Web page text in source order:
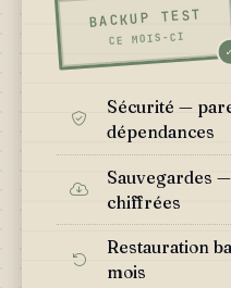
BACKUP TEST
CE MOIS-CI
✓
Sécurité —
dépendances
Sauvegardes
chiffrées
Restauration
mois